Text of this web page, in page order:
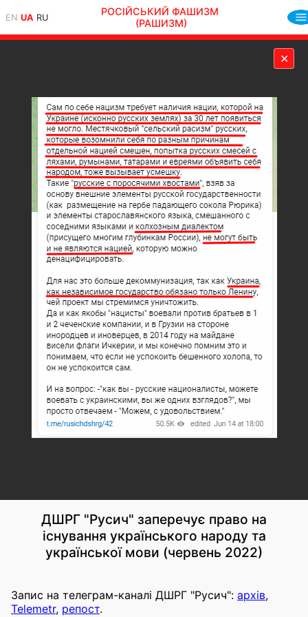
EN UA RU
РОСІЙСЬКИЙ ФАШИЗМ
(РАШИЗМ)
✕
ДШРГ "Русич" заперечує право на
існування українського народу та
української мови (червень 2022)
Запис на телеграм-каналі ДШРГ "Русич": архів,
Telemetr, репост.